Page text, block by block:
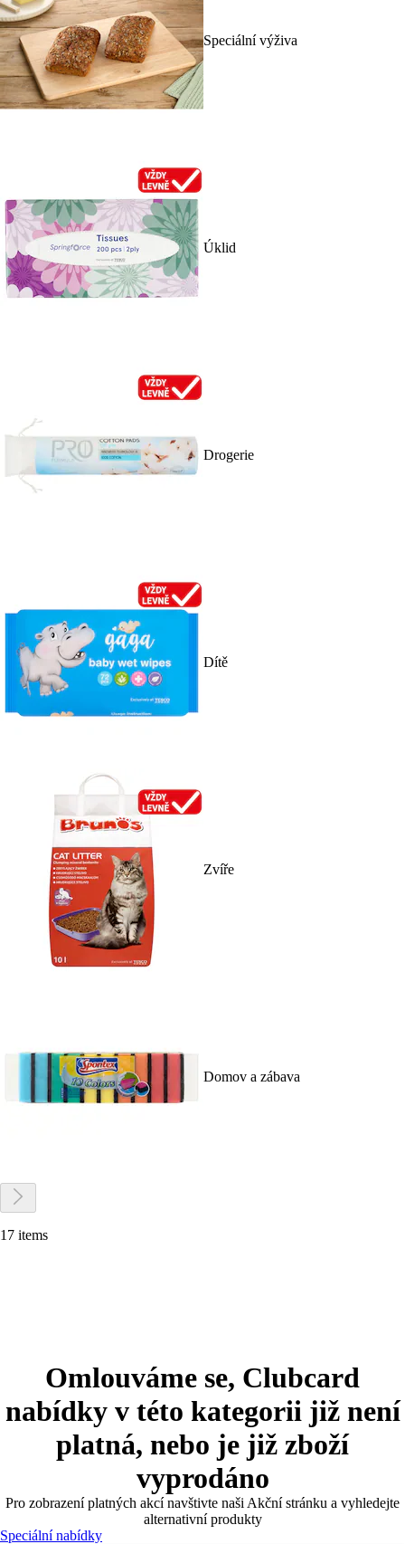
Speciální výživa
Úklid
Drogerie
Dítě
Zvíře
Domov a zábava
17 items
Omlouváme se, Clubcard
nabídky v této kategorii již není
platná, nebo je již zboží
vyprodáno
Pro zobrazení platných akcí navštivte naši Akční stránku a vyhledejte
alternativní produkty
Speciální nabídky